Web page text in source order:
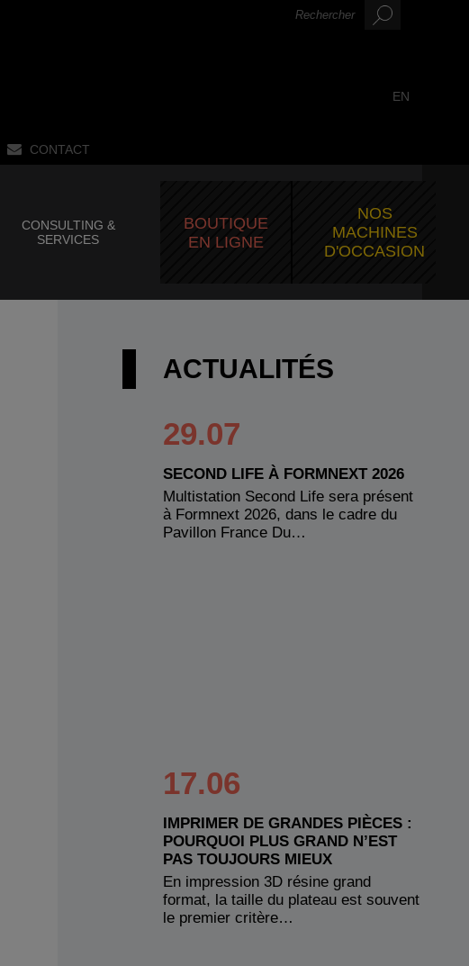
CONTACT
EN
CONSULTING &
SERVICES
BOUTIQUE
EN LIGNE
NOS
MACHINES
D'OCCASION
ACTUALITÉS
29.07
SECOND LIFE À FORMNEXT 2026
Multistation Second Life sera présent
à Formnext 2026, dans le cadre du
Pavillon France Du…
17.06
IMPRIMER DE GRANDES PIÈCES :
POURQUOI PLUS GRAND N’EST
PAS TOUJOURS MIEUX
En impression 3D résine grand
format, la taille du plateau est souvent
le premier critère…